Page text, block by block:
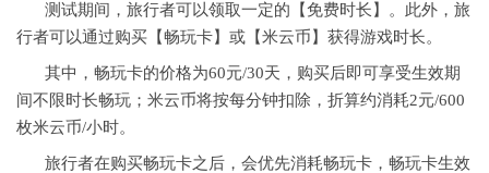
测试期间，旅行者可以领取一定的【免费时长】。此外，旅
行者可以通过购买【畅玩卡】或【米云币】获得游戏时长。
其中，畅玩卡的价格为60元/30天，购买后即可享受生效期
间不限时长畅玩；米云币将按每分钟扣除，折算约消耗2元/600
枚米云币/小时。
旅行者在购买畅玩卡之后，会优先消耗畅玩卡，畅玩卡生效